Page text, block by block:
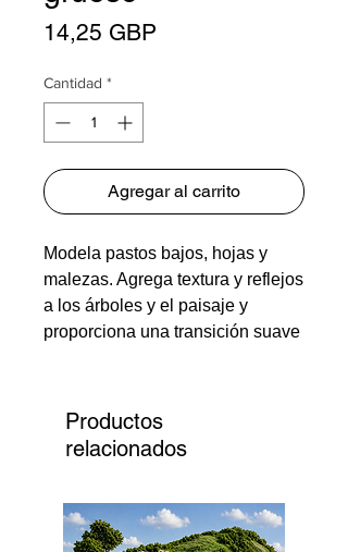
14,25 GBP
Cantidad *
Agregar al carrito
Modela pastos bajos, hojas y
malezas. Agrega textura y reflejos
a los árboles y el paisaje y
proporciona una transición suave
alta.
T1354 - Agitador naranja
57.7 in3 (945 cm3)
Productos
relacionados